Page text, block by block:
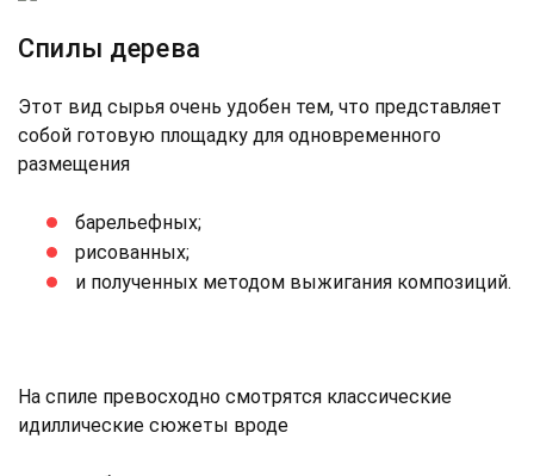
Спилы дерева
Этот вид сырья очень удобен тем, что представляет
собой готовую площадку для одновременного
размещения
барельефных;
рисованных;
и полученных методом выжигания композиций.
На спиле превосходно смотрятся классические
идиллические сюжеты вроде